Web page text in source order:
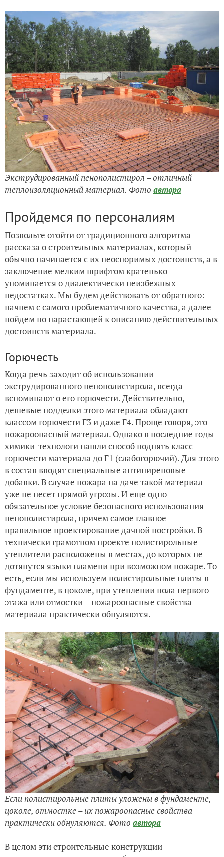
Экструдированный пенополистирол – отличный
теплоизоляционный материал. Фото автора
Пройдемся по персоналиям
Позвольте отойти от традиционного алгоритма
рассказа о строительных материалах, который
обычно начинается с их неоспоримых достоинств, а в
заключение мелким шрифтом кратенько
упоминается о диалектически неизбежных
недостатках. Мы будем действовать от обратного:
начнем с самого проблематичного качества, а далее
пойдем по нарастающей к описанию действительных
достоинств материала.
Горючесть
Когда речь заходит об использовании
экструдированного пенополистирола, всегда
вспоминают о его горючести. Действительно,
дешевые подделки этого материала обладают
классом горючести Г3 и даже Г4. Проще говоря, это
пожароопасный материал. Однако в последние годы
химики-технологи нашли способ поднять класс
горючести материала до Г1 (слабогорючий). Для этого
в состав вводят специальные антипиреновые
добавки. В случае пожара на даче такой материал
уже не несет прямой угрозы. И еще одно
обязательное условие безопасного использования
пенополистирола, причем самое главное –
правильное проектирование дачной постройки. В
технически грамотном проекте полистирольные
утеплители расположены в местах, до которых не
дотянутся языки пламени при возможном пожаре. То
есть, если мы используем полистирольные плиты в
фундаменте, в цоколе, при утеплении пола первого
этажа или отмостки – пожароопасные свойства
материала практически обнуляются.
Если полистирольные плиты уложены в фундаменте,
цоколе, отмостке – их пожароопасные свойства
практически обнуляются. Фото автора
В целом эти строительные конструкции